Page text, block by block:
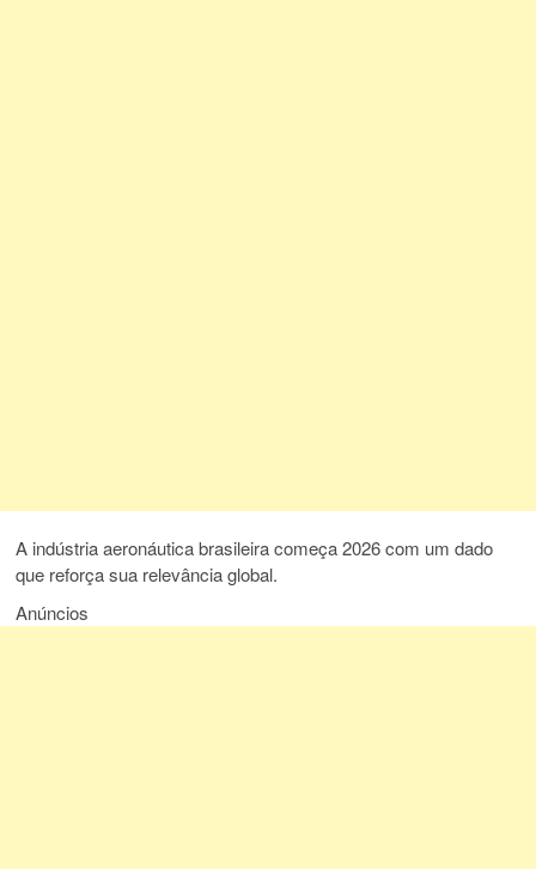
A indústria aeronáutica brasileira começa 2026 com um dado
que reforça sua relevância global.
Anúncios